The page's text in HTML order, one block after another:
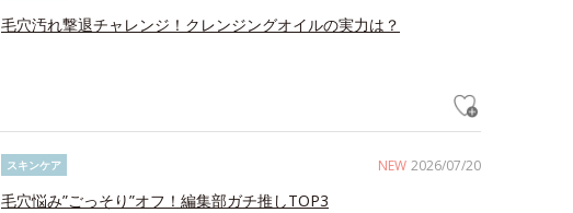
毛穴汚れ撃退チャレンジ！クレンジングオイルの実力は？
NEW 2026/07/20
スキンケア
毛穴悩み”ごっそり”オフ！編集部ガチ推しTOP3